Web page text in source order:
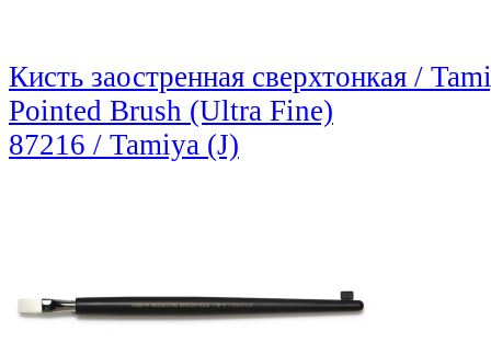
Кисть заостренная сверхтонкая /
Pointed Brush (Ultra Fine)
87216 / Tamiya (J)